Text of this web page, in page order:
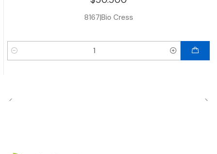
8167|Bio Cress
Cantidad